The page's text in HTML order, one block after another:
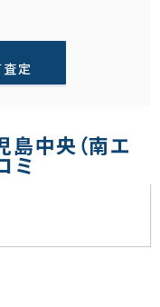
定
中央（南エ
ミ